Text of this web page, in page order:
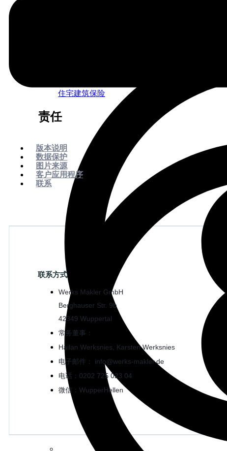
住宅建筑保险
责任
版本说明
数据保护
图片来源
客户应用程序
联系
联系方式
Werks Makler GmbH
Berghauser Str. 9b
42349 Wuppertal
常务董事：
Hailan Werksnies, Karsten Werksnies
电子邮件： info@werks-makler.de
电话：0202 725 023 04
微信：WupperHellen